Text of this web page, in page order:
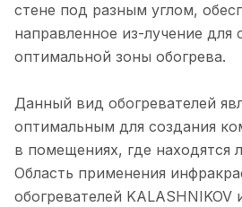
стене под разным углом,
направленное из-лучение для
оптимальной зоны обогрева.
Данный вид обогревателей
оптимальным для создания
в помещениях, где находятся
Область применения
обогревателей KALASHNIKOV